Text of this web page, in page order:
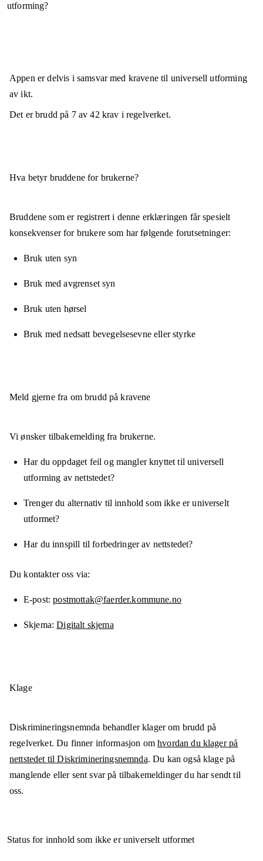
utforming?
Appen erdelvis i samsvarmed kravene til universell utforming
av ikt.
Det er brudd på 7av42krav i regelverket.
Hva betyr bruddene for brukerne?
Bruddene som er registrert i denne erklæringen får spesielt
konsekvenser for brukere som har følgende forutsetninger:
Bruk uten syn
Bruk med avgrenset syn
Bruk uten hørsel
Bruk med nedsatt bevegelsesevne eller styrke
Meld gjerne fra om brudd på kravene
Vi ønsker tilbakemelding fra brukerne.
Har du oppdaget feil og mangler knyttet til universell
utforming av nettstedet?
Trenger du alternativ til innhold som ikke er universelt
utformet?
Har du innspill til forbedringer av nettstedet?
Du kontakter oss via:
E-post postmottak@faerder.kommune.no
Skjema Digitalt skjema
Klage
Diskrimineringsnemnda behandler klager om brudd på
regelverket. Du finner informasjon omhvordan du klager på
nettstedet til Diskrimineringsnemnda. Du kan også klage på
manglende eller sent svar på tilbakemeldinger du har sendt til
oss.
Status for innhold som ikke er universelt utformet